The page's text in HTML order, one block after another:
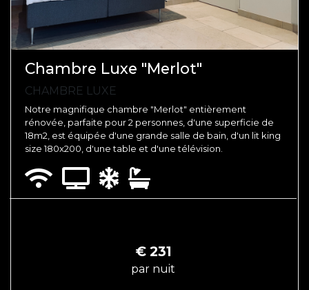
Chambre Luxe "Merlot"
CHAMBRE LUXE
Notre magnifique chambre "Merlot" entièrement
rénovée, parfaite pour 2 personnes, d'une superficie de
18m2, est équipée d'une grande salle de bain, d'un lit king
size 180x200, d'une table et d'une télévision.
€ 231
par nuit